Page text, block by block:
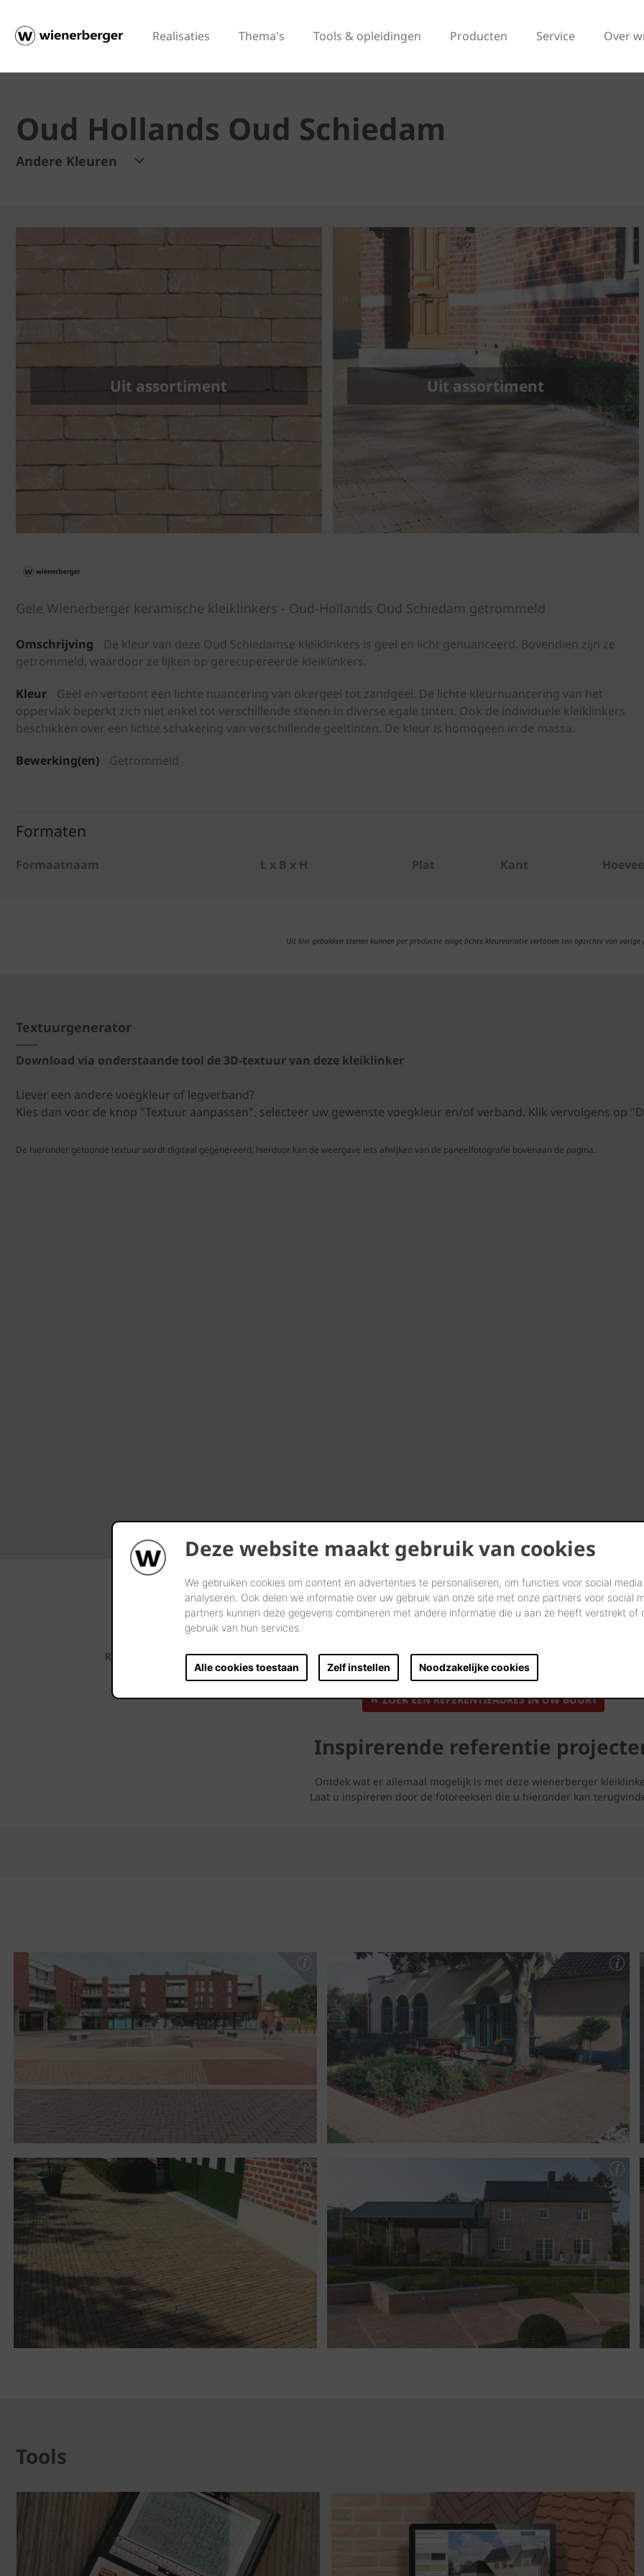
Deze website maakt gebruik van cookies
We gebruiken cookies om content en advertenties te personaliseren, om functies voor social
analyseren. Ook delen we informatie over uw gebruik van onze site met onze partners voor social
partners kunnen deze gegevens combineren met andere informatie die u aan ze heeft verstrekt of
gebruik van hun services.
Alle cookies toestaan Zelf instellen Noodzakelijke cookies
Realisaties Thema's Tools & opleidingen Producten Service Over
Oud Hollands Oud Schiedam
Andere Kleuren
Uit assortiment Uit assortiment
Gele Wienerberger keramische kleiklinkers - Oud-Hollands Oud Schiedam getrommeld
Omschrijving
De kleur van deze Oud Schiedamse kleiklinkers is geel en licht genuanceerd. Bovendien zijn ze
getrommeld, waardoor ze lijken op gerecupereerde kleiklinkers.
Kleur
Geel en vertoont een lichte nuancering van okergeel tot zandgeel. De lichte kleurnuancering van het
oppervlak beperkt zich niet enkel tot verschillende stenen in diverse egale tinten. Ook de individuele kleiklinkers
beschikken over een lichte schakering van verschillende geeltinten. De kleur is homogeen in de massa.
Bewerking(en) Getrommeld
Formaten
Formaatnaam L x B x H Plat Kant
Uit klei gebakken stenen kunnen per productie enige lichte kleurvariatie vertonen ten opzichte van vorige
Textuurgenerator
Download via onderstaande tool de 3D-textuur van deze kleiklinker
Liever een andere voegkleur of legverband?
Kies dan voor de knop "Textuur aanpassen", selecteer uw gewenste voegkleur en/of verband. Klik vervolgens op
De hieronder getoonde textuur wordt digitaal gegenereerd, hierdoor kan de weergave iets afwijken van de paneelfotografie bovenaan de pagina.
Referentie adressen in uw
Raadpleeg dan zeker ook eens onze Huizenspotten tool en ontdek tal van referentieprojecten die met deze
ZOEK EEN REFERENTIEADRES IN UW BUURT
Inspirerende referentie
Ontdek wat er allemaal mogelijk is met deze wienerberger
Laat u inspireren door de fotoreeksen die u hieronder kan
Tools